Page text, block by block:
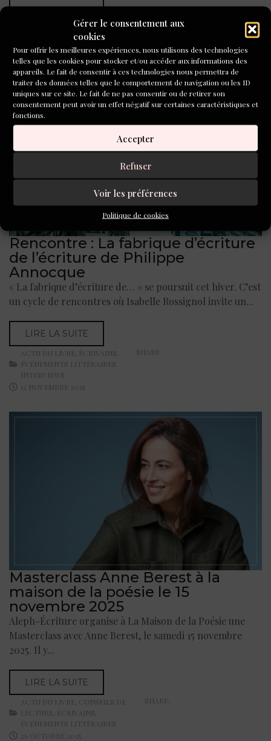
Gérer le consentement aux
cookies
Pour offrir les meilleures expériences, nous utilisons des technologies
telles que les cookies pour stocker et/ou accéder aux informations des
appareils. Le fait de consentir à ces technologies nous permettra de
traiter des données telles que le comportement de navigation ou les ID
uniques sur ce site. Le fait de ne pas consentir ou de retirer son
consentement peut avoir un effet négatif sur certaines caractéristiques et
fonctions.
Accepter
Refuser
Voir les préférences
Politique de cookies
ÉCRIVAINS
ÉVÉNEMENTS LITTÉRAIRES
29 NOVEMBRE 2025
SHARE:
Rencontre : La fabrique d’écriture
de l’écriture de Philippe
Annocque
« La fabrique d’écriture de… » se poursuit cet hiver. C’est
un cycle de rencontres où Isabelle Rossignol invite un...
LIRE LA SUITE
ACTU DU LIVRE , ÉCRIVAINS,
ÉVÉNEMENTS LITTÉRAIRES,
INTERVIEWS
12 NOVEMBRE 2025
SHARE:
Masterclass Anne Berest à la
maison de la poésie le 15
novembre 2025
Aleph-Écriture organise à La Maison de la Poésie une
Masterclass avec Anne Berest, le samedi 15 novembre
2025. Il y...
LIRE LA SUITE
ACTU DU LIVRE
CONSEILS DE
LECTURE
ÉCRIVAINS
ÉVÉNEMENTS LITTÉRAIRES
26 OCTOBRE 2025
SHARE: